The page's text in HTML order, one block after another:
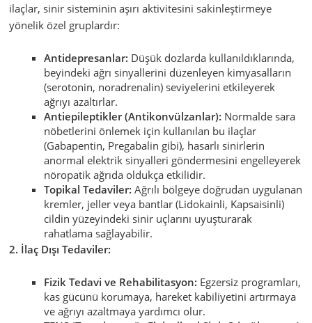
ilaçlar, sinir sisteminin aşırı aktivitesini sakinleştirmeye
yönelik özel gruplardır:
Antidepresanlar: Düşük dozlarda kullanıldıklarında,
beyindeki ağrı sinyallerini düzenleyen kimyasalların
(serotonin, noradrenalin) seviyelerini etkileyerek
ağrıyı azaltırlar.
Antiepileptikler (Antikonvülzanlar): Normalde sara
nöbetlerini önlemek için kullanılan bu ilaçlar
(Gabapentin, Pregabalin gibi), hasarlı sinirlerin
anormal elektrik sinyalleri göndermesini engelleyerek
nöropatik ağrıda oldukça etkilidir.
Topikal Tedaviler: Ağrılı bölgeye doğrudan uygulanan
kremler, jeller veya bantlar (Lidokainli, Kapsaisinli)
cildin yüzeyindeki sinir uçlarını uyuşturarak
rahatlama sağlayabilir.
2. İlaç Dışı Tedaviler:
Fizik Tedavi ve Rehabilitasyon: Egzersiz programları,
kas gücünü korumaya, hareket kabiliyetini artırmaya
ve ağrıyı azaltmaya yardımcı olur.